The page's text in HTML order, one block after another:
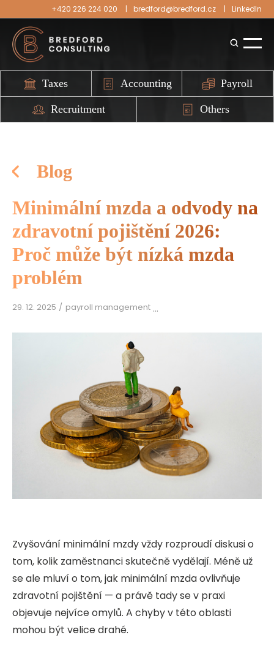
+420 226 224 020 bredford@bredford.cz LinkedIn
Taxes Accounting Payroll
Recruitment Others
Blog
Minimální mzda a odvody na
zdravotní pojištění 2026:
Proč může být nízká mzda
problém
29. 12. 2025 payroll management
Zvyšování minimální mzdy vždy rozproudí diskusi o
tom, kolik zaměstnanci skutečně vydělají. Méně už
se ale mluví o tom, jak minimální mzda ovlivňuje
zdravotní pojištění — a právě tady se v praxi
objevuje nejvíce omylů. A chyby v této oblasti
mohou být velice drahé.